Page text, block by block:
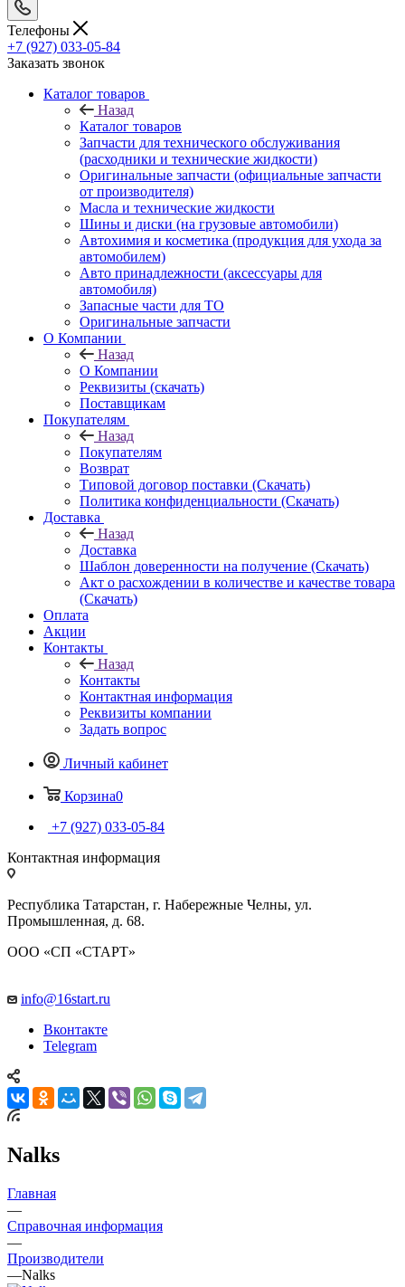
Телефоны
+7 (927) 033-05-84
Заказать звонок
Каталог товаров
Назад
Каталог товаров
Запчасти для технического обслуживания
(расходники и технические жидкости)
Оригинальные запчасти (официальные запчасти
от производителя)
Масла и технические жидкости
Шины и диски (на грузовые автомобили)
Автохимия и косметика (продукция для ухода за
автомобилем)
Авто принадлежности (аксессуары для
автомобиля)
Запасные части для ТО
Оригинальные запчасти
О Компании
Назад
О Компании
Реквизиты (скачать)
Поставщикам
Покупателям
Назад
Покупателям
Возврат
Типовой договор поставки (Скачать)
Политика конфиденциальности (Скачать)
Доставка
Назад
Доставка
Шаблон доверенности на получение (Скачать)
Акт о расхождении в количестве и качестве товара
(Скачать)
Оплата
Акции
Контакты
Назад
Контакты
Контактная информация
Реквизиты компании
Задать вопрос
Личный кабинет
Корзина0
+7 (927) 033-05-84
Контактная информация
Республика Татарстан, г. Набережные Челны, ул.
Промышленная, д. 68.
ООО «СП «СТАРТ»
info@16start.ru
Вконтакте
Telegram
Nalks
Главная
—
Справочная информация
—
Производители
—Nalks